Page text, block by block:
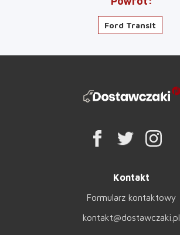
Ford Transit
Kontakt
Formularz kontaktowy
kontakt@dostawczaki.pl